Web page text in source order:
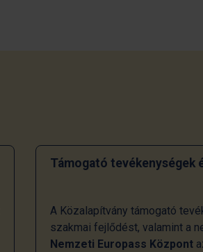
Támogató tevékenységek
A Közalapítvány támogató
szakmai fejlődést, valamint a
Nemzeti Europass Központ